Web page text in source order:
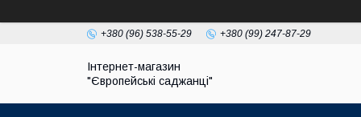
+380 (96) 538-55-29 +380 (99) 247-87-29
Інтернет-магазин
"Європейські саджанці"